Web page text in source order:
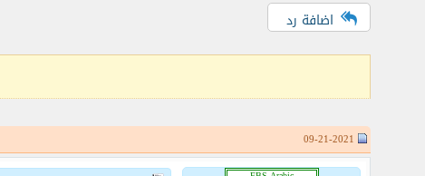
اضافة رد